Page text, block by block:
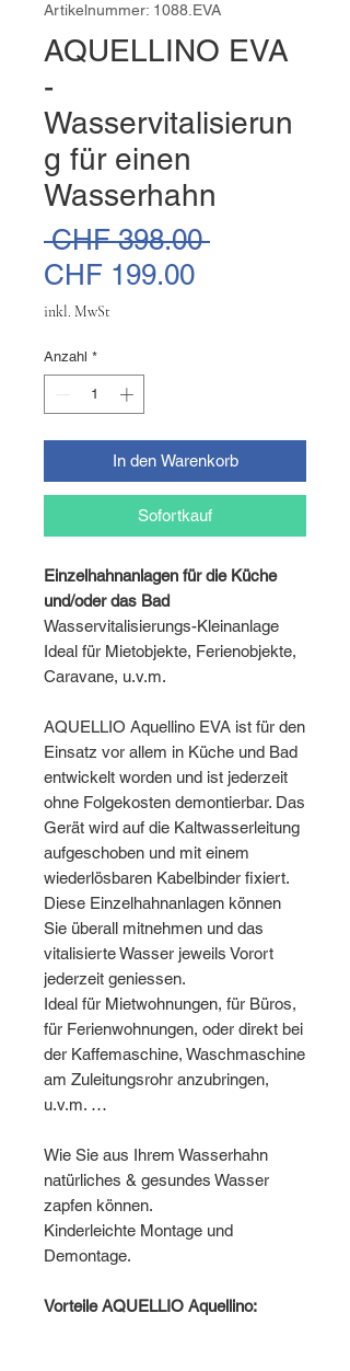
Artikelnummer: 1088.EVA
AQUELLINO EVA
-
Wasservitalisierun
g für einen
Wasserhahn
CHF 398.00
CHF 199.00Sale-
inkl. MwSt
Anzahl *
In den Warenkorb
Sofortkauf
Einzelhahnanlagen für die Küche
und/oder das Bad
Wasservitalisierungs-Kleinanlage
Ideal für Mietobjekte, Ferienobjekte,
Caravane, u.v.m.
AQUELLIO Aquellino EVA ist für den
Einsatz vor allem in Küche und Bad
entwickelt worden und ist jederzeit
ohne Folgekosten demontierbar. Das
Gerät wird auf die Kaltwasserleitung
aufgeschoben und mit einem
wiederlösbaren Kabelbinder fixiert.
Diese Einzelhahnanlagen können
Sie überall mitnehmen und das
vitalisierte Wasser jeweils Vorort
jederzeit geniessen.
Ideal für Mietwohnungen, für Büros,
für Ferienwohnungen, oder direkt bei
der Kaffemaschine, Waschmaschine
am Zuleitungsrohr anzubringen,
u.v.m. …
Wie Sie aus Ihrem Wasserhahn
natürliches & gesundes Wasser
zapfen können.
Kinderleichte Montage und
Demontage.
Vorteile AQUELLIO Aquellino: